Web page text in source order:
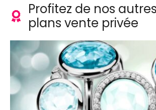
Profitez de nos
plans vente privée